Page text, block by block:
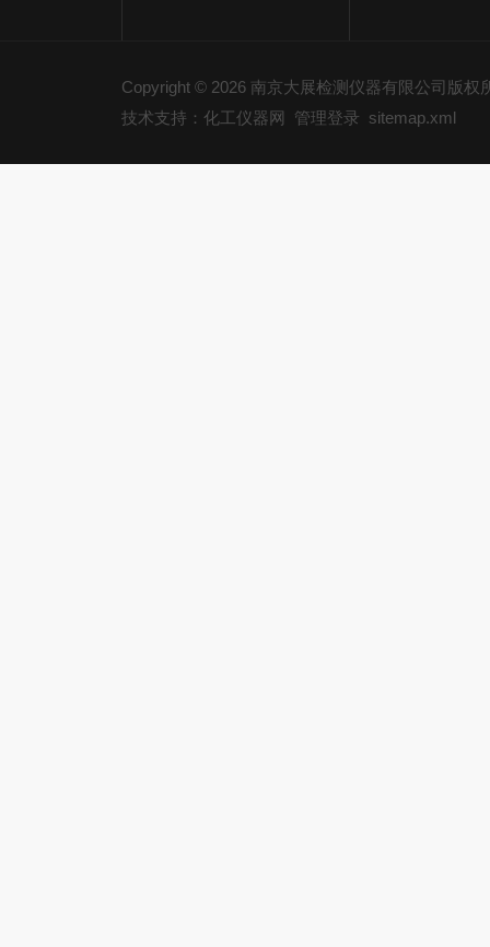
Copyright © 2026 南京大展检测仪器有限公司版权
技术支持：化工仪器网
管理登录 sitemap.xml